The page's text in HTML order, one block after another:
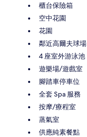
櫃台保險箱
空中花園
花園
鄰近高爾夫球場
4 座室外游泳池
遊樂場/遊戲室
腳踏車停車位
全套 Spa 服務
按摩/療程室
蒸氣室
供應純素餐點